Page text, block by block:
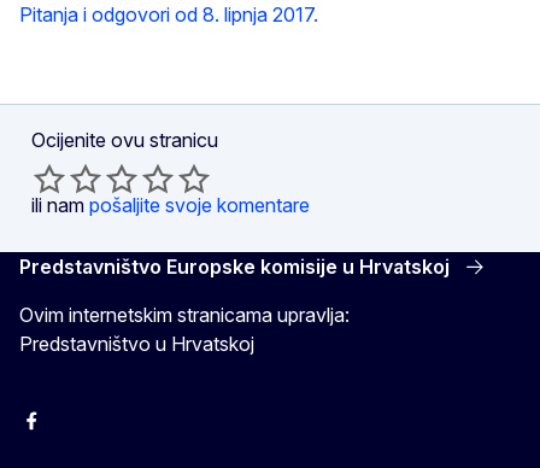
Pitanja i odgovori od 8. lipnja 2017.
Ocijenite ovu stranicu
ili nam pošaljite svoje komentare
Predstavništvo Europske komisije u Hrvatskoj
Ovim internetskim stranicama upravlja:
Predstavništvo u Hrvatskoj
Facebook